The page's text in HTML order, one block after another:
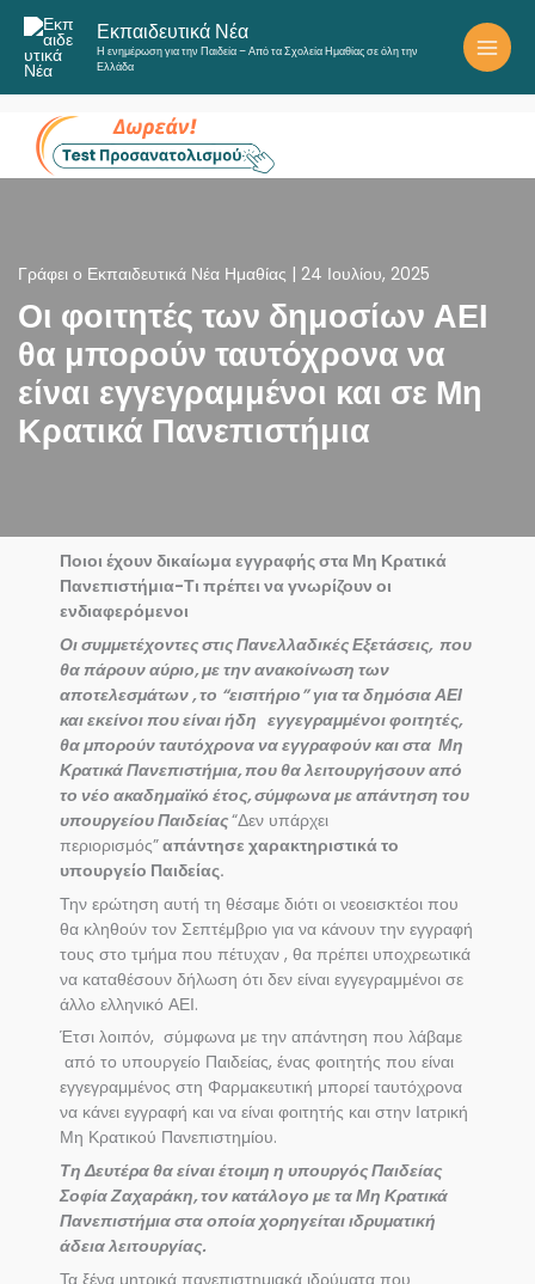
Μετάβαση
στο
περιεχόμενο
Εκπαιδευτικά Νέα
Η ενημέρωση για την Παιδεία – Από τα Σχολεία Ημαθίας σε όλη την
Ελλάδα
Γράφει ο Εκπαιδευτικά Νέα Ημαθίας 24 Ιουλίου, 2025
Οι φοιτητές των δημοσίων ΑΕΙ
θα μπορούν ταυτόχρονα να
είναι εγγεγραμμένοι και σε Μη
Κρατικά Πανεπιστήμια
Ποιοι έχουν δικαίωμα εγγραφής στα Μη Κρατικά
Πανεπιστήμια-Τι πρέπει να γνωρίζουν οι
ενδιαφερόμενοι
Οι συμμετέχοντες στις Πανελλαδικές Εξετάσεις, που
θα πάρουν αύριο, με την ανακοίνωση των
αποτελεσμάτων , το “εισιτήριο” για τα δημόσια ΑΕΙ
και εκείνοι που είναι ήδη εγγεγραμμένοι φοιτητές,
θα μπορούν ταυτόχρονα να εγγραφούν και στα Μη
Κρατικά Πανεπιστήμια, που θα λειτουργήσουν από
το νέο ακαδημαϊκό έτος, σύμφωνα με απάντηση του
υπουργείου Παιδείας“Δεν υπάρχει
περιορισμός”απάντησε χαρακτηριστικά το
υπουργείο Παιδείας.
Την ερώτηση αυτή τη θέσαμε διότι οι νεοεισκτέοι που
θα κληθούν τον Σεπτέμβριο για να κάνουν την εγγραφή
τους στο τμήμα που πέτυχαν , θα πρέπει υποχρεωτικά
να καταθέσουν δήλωση ότι δεν είναι εγγεγραμμένοι σε
άλλο ελληνικό ΑΕΙ.
Έτσι λοιπόν, σύμφωνα με την απάντηση που λάβαμε
από το υπουργείο Παιδείας, ένας φοιτητής που είναι
εγγεγραμμένος στη Φαρμακευτική μπορεί ταυτόχρονα
να κάνει εγγραφή και να είναι φοιτητής και στην Ιατρική
Μη Κρατικού Πανεπιστημίου.
Τη Δευτέρα θα είναι έτοιμη η υπουργός Παιδείας
Σοφία Ζαχαράκη, τον κατάλογο με τα Μη Κρατικά
Πανεπιστήμια στα οποία χορηγείται ιδρυματική
άδεια λειτουργίας.